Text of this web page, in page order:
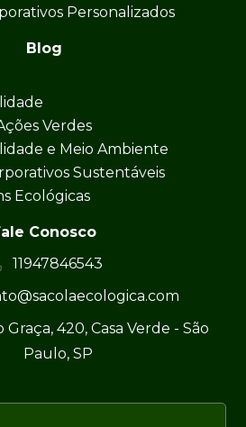
Personalizados
Blog
Verdes
e Meio Ambiente
Sustentáveis
Ecológicas
Conosco
11947846543
420, Casa Verde - São
Paulo, SP